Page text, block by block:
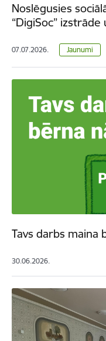
Noslēgusies
“DigiSoc” izstrāde
07.07.2026. Jaunumi
Tavs darbs maina
30.06.2026.